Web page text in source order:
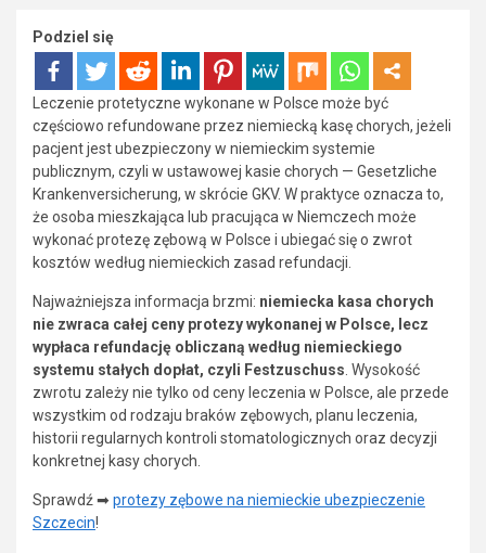
Podziel się
Leczenie protetyczne wykonane w Polsce może być
częściowo refundowane przez niemiecką kasę chorych, jeżeli
pacjent jest ubezpieczony w niemieckim systemie
publicznym, czyli w ustawowej kasie chorych — Gesetzliche
Krankenversicherung, w skrócie GKV. W praktyce oznacza to,
że osoba mieszkająca lub pracująca w Niemczech może
wykonać protezę zębową w Polsce i ubiegać się o zwrot
kosztów według niemieckich zasad refundacji.
Najważniejsza informacja brzmi: niemiecka kasa chorych
nie zwraca całej ceny protezy wykonanej w Polsce, lecz
wypłaca refundację obliczaną według niemieckiego
systemu stałych dopłat, czyli Festzuschuss . Wysokość
zwrotu zależy nie tylko od ceny leczenia w Polsce, ale przede
wszystkim od rodzaju braków zębowych, planu leczenia,
historii regularnych kontroli stomatologicznych oraz decyzji
konkretnej kasy chorych.
Sprawdź ➡ protezy zębowe na niemieckie ubezpieczenie
Szczecin!